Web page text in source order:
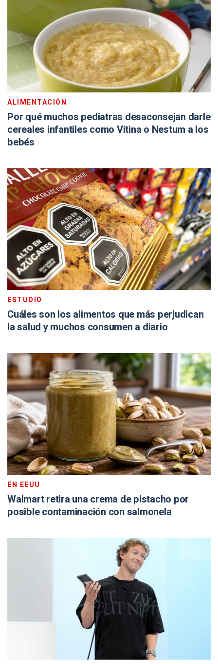
ALIMENTACIÓN
Por qué muchos pediatras desaconsejan darle
cereales infantiles como Vitina o Nestum a los
bebés
ESTUDIO
Cuáles son los alimentos que más perjudican
la salud y muchos consumen a diario
EN EEUU
Walmart retira una crema de pistacho por
posible contaminación con salmonela